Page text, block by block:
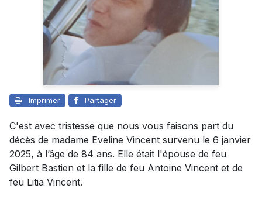
Imprimer Partager
C'est avec tristesse que nous vous faisons part du
décès de madame Eveline Vincent survenu le 6 janvier
2025, à l’âge de 84 ans. Elle était l'épouse de feu
Gilbert Bastien et la fille de feu Antoine Vincent et de
feu Litia Vincent.